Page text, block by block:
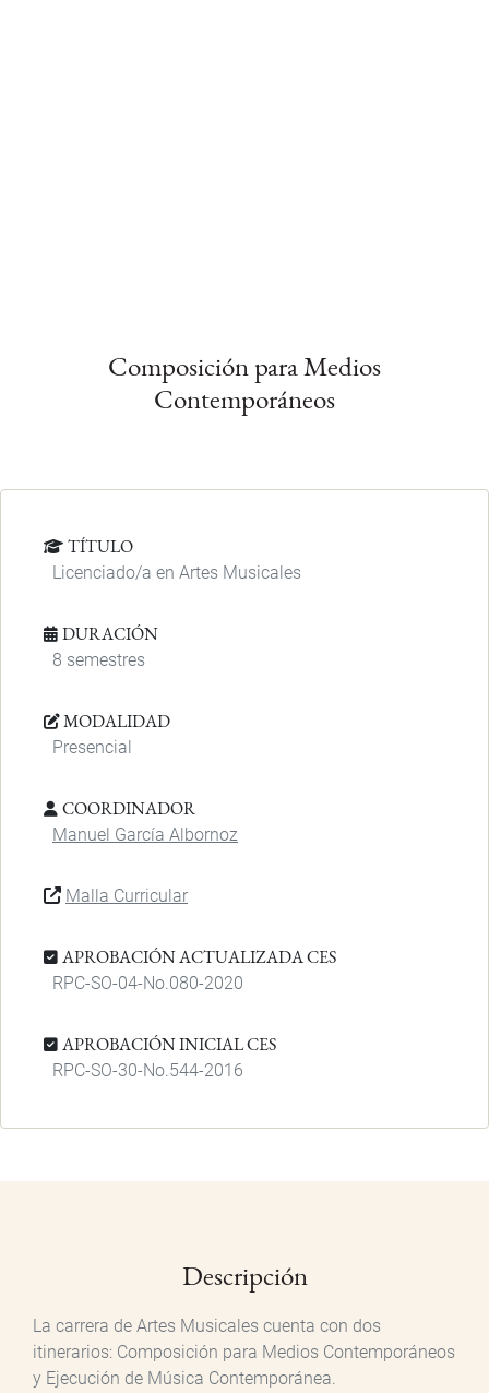
Composición para Medios
Contemporáneos
TÍTULO
Licenciado/a en Artes Musicales
DURACIÓN
8 semestres
MODALIDAD
Presencial
COORDINADOR
Manuel García Albornoz
Malla Curricular
APROBACIÓN ACTUALIZADA CES
RPC-SO-04-No.080-2020
APROBACIÓN INICIAL CES
RPC-SO-30-No.544-2016
Descripción
La carrera de Artes Musicales cuenta con dos
itinerarios: Composición para Medios Contemporáneos
y Ejecución de Música Contemporánea.